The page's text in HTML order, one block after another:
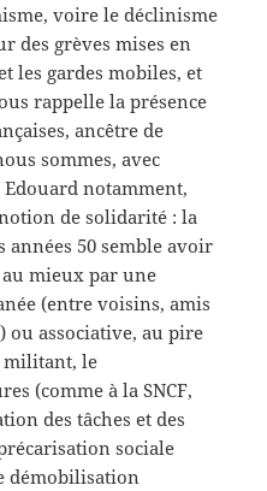
voire le déclinisme
des grèves mises en
les gardes mobiles, et
rappelle la présence
ancêtre de
sommes, avec
Edouard notamment,
de solidarité : la
années 50 semble avoir
mieux par une
(entre voisins, amis
ou associative, au pire
militant, le
(comme à la SNCF,
des tâches et des
sociale
démobilisation